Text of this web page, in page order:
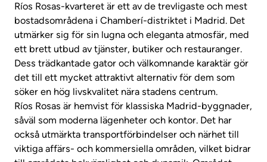
Ríos Rosas-kvarteret är ett av de trevligaste och mest
bostadsområdena i Chamberí-distriktet i Madrid. Det
utmärker sig för sin lugna och eleganta atmosfär, med
ett brett utbud av tjänster, butiker och restauranger.
Dess trädkantade gator och välkomnande karaktär gör
det till ett mycket attraktivt alternativ för dem som
söker en hög livskvalitet nära stadens centrum.
Ríos Rosas är hemvist för klassiska Madrid-byggnader,
såväl som moderna lägenheter och kontor. Det har
också utmärkta transportförbindelser och närhet till
viktiga affärs- och kommersiella områden, vilket bidrar